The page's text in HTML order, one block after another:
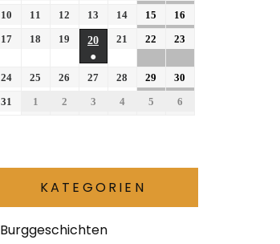
10
11 12 13 14 15
16
17
18 19
20
●
21 22 23
24 25 26 27 28 29
30
31
1 2 3 4 5 6
KATEGORIEN
Burggeschichten